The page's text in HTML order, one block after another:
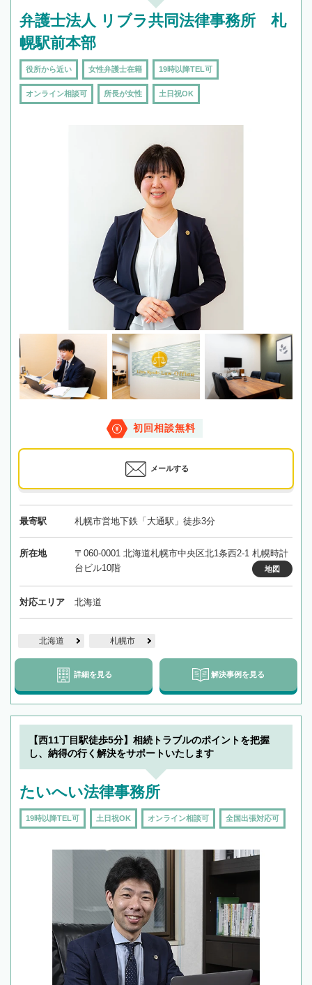
弁護士法人 リブラ共同法律事務所 札
幌駅前本部
役所から近い 女性弁護士在籍 19時以降TEL可
オンライン相談可 所長が女性 土日祝OK
初回相談無料
メールする
最寄駅 札幌市営地下鉄「大通駅」徒歩3分
所在地
〒060-0001 北海道札幌市中央区北1条西2-1 札幌時計
台ビル10階
地図
対応エリア 北海道
北海道 札幌市
詳細を見る 解決事例を見る
【西11丁目駅徒歩5分】相続トラブルのポイントを把握
し、納得の行く解決をサポートいたします
たいへい法律事務所
19時以降TEL可 土日祝OK オンライン相談可 全国出張対応可